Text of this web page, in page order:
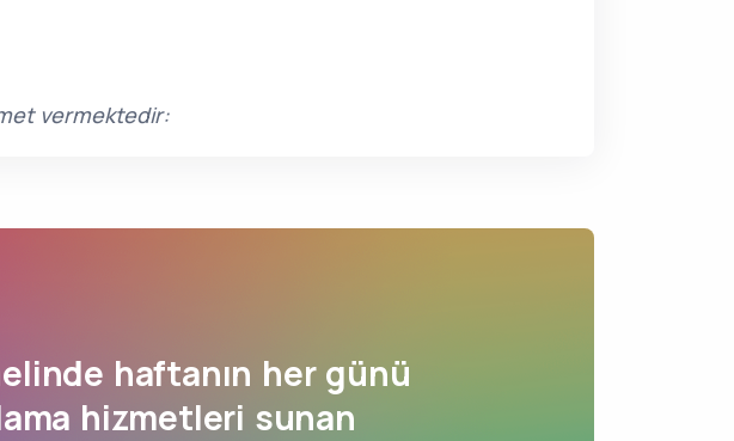
vermektedir:
haftanın her günü
hizmetleri sunan